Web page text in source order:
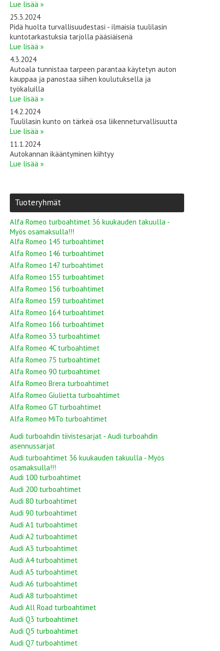
Lue lisää »
25.3.2024
Pidä huolta turvallisuudestasi - ilmaisia tuulilasin
kuntotarkastuksia tarjolla pääsiäisenä
Lue lisää »
4.3.2024
Autoala tunnistaa tarpeen parantaa käytetyn auton
kauppaa ja panostaa siihen koulutuksella ja
työkaluilla
Lue lisää »
14.2.2024
Tuulilasin kunto on tärkeä osa liikenneturvallisuutta
Lue lisää »
11.1.2024
Autokannan ikääntyminen kiihtyy
Lue lisää »
Tuoteryhmät
Alfa Romeo turboahtimet 36 kuukauden takuulla -
Myös osamaksulla!!!
Alfa Romeo 145 turboahtimet
Alfa Romeo 146 turboahtimet
Alfa Romeo 147 turboahtimet
Alfa Romeo 155 turboahtimet
Alfa Romeo 156 turboahtimet
Alfa Romeo 159 turboahtimet
Alfa Romeo 164 turboahtimet
Alfa Romeo 166 turboahtimet
Alfa Romeo 33 turboahtimet
Alfa Romeo 4C turboahtimet
Alfa Romeo 75 turboahtimet
Alfa Romeo 90 turboahtimet
Alfa Romeo Brera turboahtimet
Alfa Romeo Giulietta turboahtimet
Alfa Romeo GT turboahtimet
Alfa Romeo MiTo turboahtimet
Audi turboahdin tiivistesarjat - Audi turboahdin
asennussarjat
Audi turboahtimet 36 kuukauden takuulla - Myös
osamaksulla!!!
Audi 100 turboahtimet
Audi 200 turboahtimet
Audi 80 turboahtimet
Audi 90 turboahtimet
Audi A1 turboahtimet
Audi A2 turboahtimet
Audi A3 turboahtimet
Audi A4 turboahtimet
Audi A5 turboahtimet
Audi A6 turboahtimet
Audi A8 turboahtimet
Audi All Road turboahtimet
Audi Q3 turboahtimet
Audi Q5 turboahtimet
Audi Q7 turboahtimet